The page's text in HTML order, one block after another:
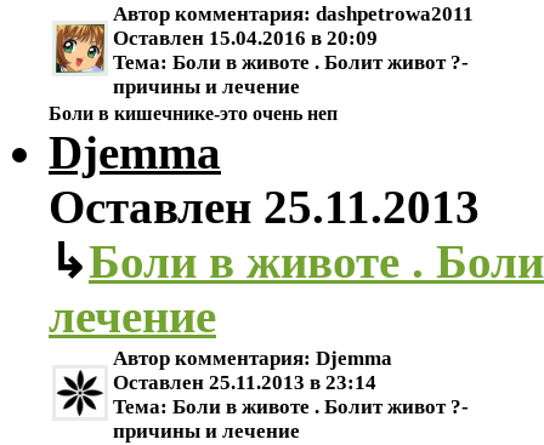
Автор комментария: dashpetrowa2011
Оставлен 15.04.2016 в 20:09
Тема: Боли в животе . Болит живот ?-
причины и лечение
Боли в кишечнике-это очень неп
Djemma
Оставлен 25.11.2013
↳Боли в животе .
лечение
Автор комментария: Djemma
Оставлен 25.11.2013 в 23:14
Тема: Боли в животе . Болит живот ?-
причины и лечение